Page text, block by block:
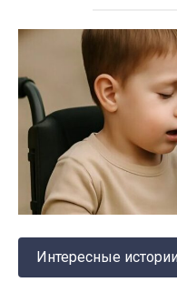
Интересные